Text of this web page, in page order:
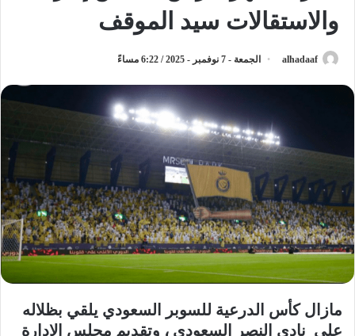
والاستقالات سيد الموقف
alhadaaf الجمعة - 7 نوفمبر - 2025 / 6:22 مساءً
مازال كأس الدرعية للسوبر السعودي يلقي بظلاله
على نادي النصر السعودي ، وتقديم مجلس الإدارة